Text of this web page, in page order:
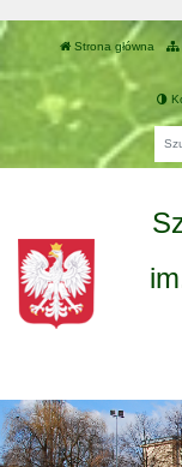
Strona główna